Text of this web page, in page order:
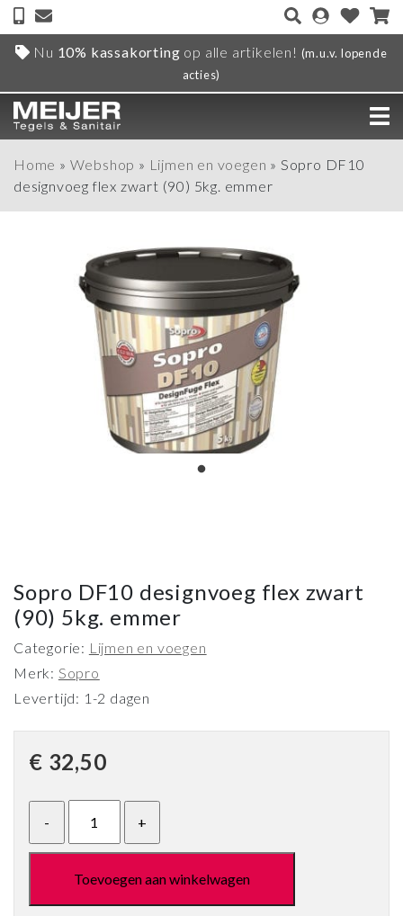
Nu 10% kassakorting op alle artikelen! (m.u.v. lopende
acties)
Home » Webshop » Lijmen en voegen » Sopro DF10
designvoeg flex zwart (90) 5kg. emmer
Sopro DF10 designvoeg flex zwart
(90) 5kg. emmer
Categorie: Lijmen en voegen
Merk: Sopro
Levertijd: 1-2 dagen
€ 32,50
Toevoegen aan winkelwagen